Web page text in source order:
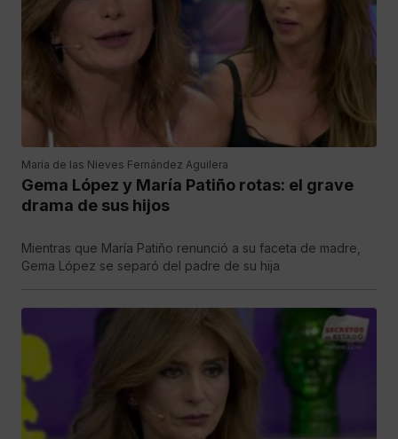
María de las Nieves Fernández Aguilera
Gema López y María Patiño rotas: el grave
drama de sus hijos
Mientras que María Patiño renunció a su faceta de madre,
Gema López se separó del padre de su hija